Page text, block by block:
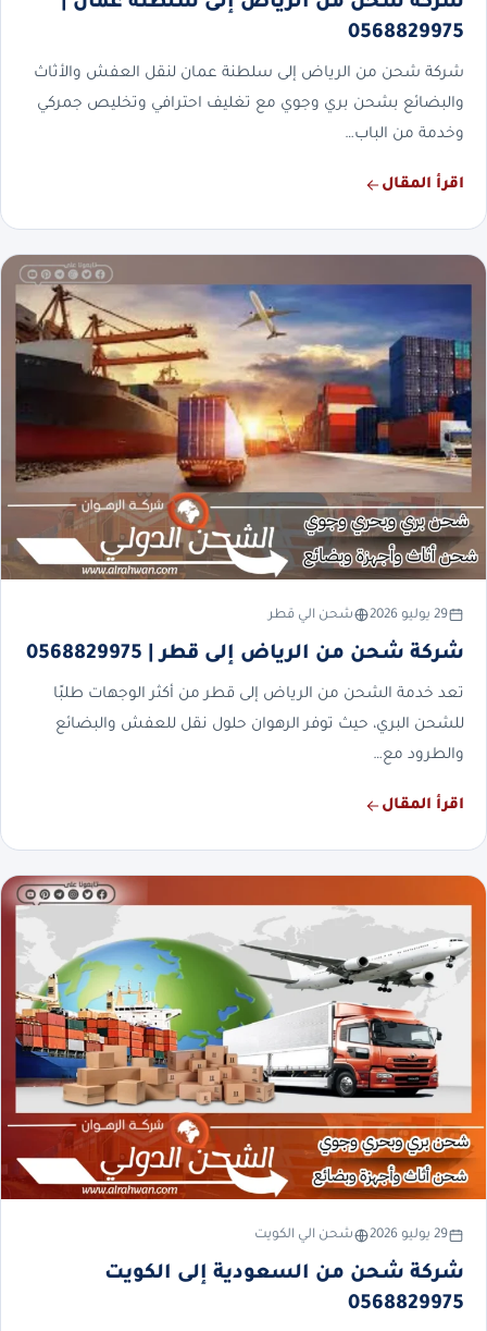
0568829975
شركة شحن من الرياض إلى سلطنة عمان لنقل العفش والأثاث
والبضائع بشحن بري وجوي مع تغليف احترافي وتخليص جمركي
وخدمة من الباب…
اقرأ المقال
29 يوليو 2026 شحن الي قطر
شركة شحن من الرياض إلى قطر | 0568829975
تعد خدمة الشحن من الرياض إلى قطر من أكثر الوجهات طلبًا
للشحن البري، حيث توفر الرهوان حلول نقل للعفش والبضائع
والطرود مع…
اقرأ المقال
29 يوليو 2026 شحن الي الكويت
شركة شحن من السعودية إلى الكويت
0568829975